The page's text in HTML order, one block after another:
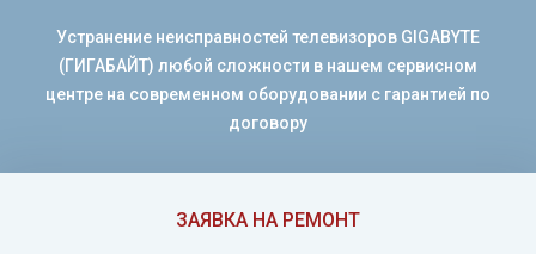
ЗАЯВКА НА РЕМОНТ
Устранение неисправностей телевизоров GIGABYTE
(ГИГАБАЙТ) любой сложности в нашем сервисном
центре на современном оборудовании с гарантией по
договору